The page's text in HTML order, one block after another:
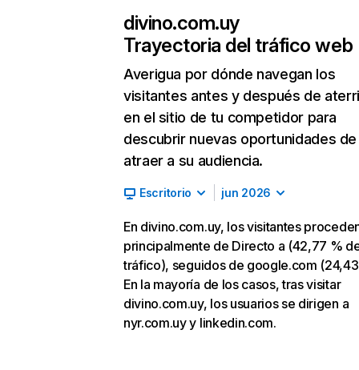
divino.com.uy
Trayectoria del tráfico web
Averigua por dónde navegan los
visitantes antes y después de
en el sitio de tu competidor para
descubrir nuevas oportunidades de
atraer a su audiencia.
Escritorio jun 2026
En divino.com.uy, los visitantes
principalmente de Directo a (42,77 %
tráfico), seguidos de google.com
En la mayoría de los casos, tras visitar
divino.com.uy, los usuarios se dirigen a
nyr.com.uy y linkedin.com.